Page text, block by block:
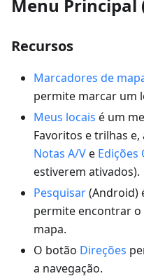
Menu
Recursos
Marcadores de
permite marcar um
Meus locais é um
Favoritos e trilhas
Notas A/Ve Edições
estiverem ativados).
Pesquisar(Android)
permite encontrar o
mapa.
O botão Direções
a navegação.